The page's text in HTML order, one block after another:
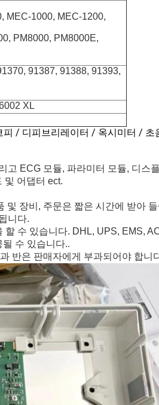
MEC-1000, MEC-1200,
PM8000, PM8000E,
91387, 91388, 91393,
XL
/ 디피브리레이터 / 옥시미터 / 초
고 ECG 모듈, 파라미터 모듈, 디스
및 어댑터 ect.
및 장비, 주문은 짧은 시간에 받아
니다.
수 있습니다. DHL, UPS, EMS,
수 있습니다..
반은 판매자에게 부과되어야 합니